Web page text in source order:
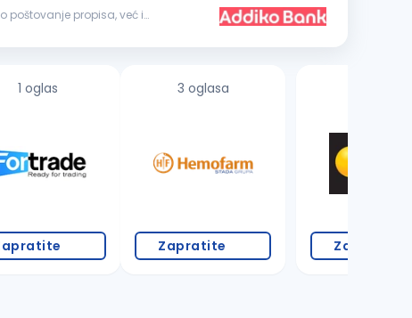
poštovanje propisa, već i
1 oglas 3 oglasa
Zapratite Zapratite